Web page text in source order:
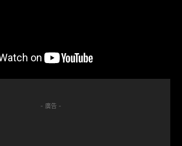
- 廣告 -